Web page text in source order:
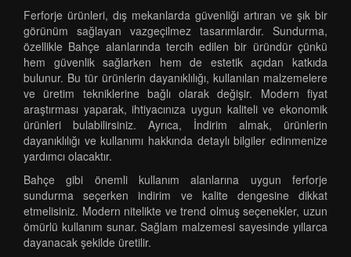
Ferforje ürünleri, dış mekanlarda güvenliği artıran ve şık bir
görünüm sağlayan vazgeçilmez tasarımlardır. Sundurma,
özellikle Bahçe alanlarında tercih edilen bir üründür çünkü
hem güvenlik sağlarken hem de estetik açıdan katkıda
bulunur. Bu tür ürünlerin dayanıklılığı, kullanılan malzemelere
ve üretim tekniklerine bağlı olarak değişir. Modern fiyat
araştırması yaparak, ihtiyacınıza uygun kaliteli ve ekonomik
ürünleri bulabilirsiniz. Ayrıca, İndirim almak, ürünlerin
dayanıklılığı ve kullanımı hakkında detaylı bilgiler edinmenize
yardımcı olacaktır.
Bahçe gibi önemli kullanım alanlarına uygun ferforje
sundurma seçerken indirim ve kalite dengesine dikkat
etmelisiniz. Modern nitelikte ve trend olmuş seçenekler, uzun
ömürlü kullanım sunar. Sağlam malzemesi sayesinde yıllarca
dayanacak şekilde üretilir.